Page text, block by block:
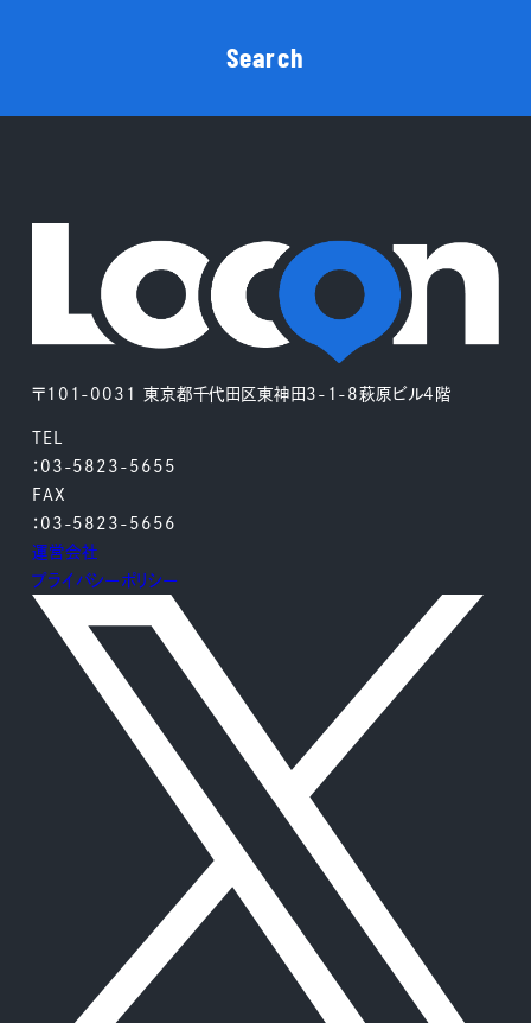
〒101-0031 東京都千代田区東神田3-1-8萩原ビル4階
TEL
：03-5823-5655
FAX
：03-5823-5656
運営会社
プライバシーポリシー
Search